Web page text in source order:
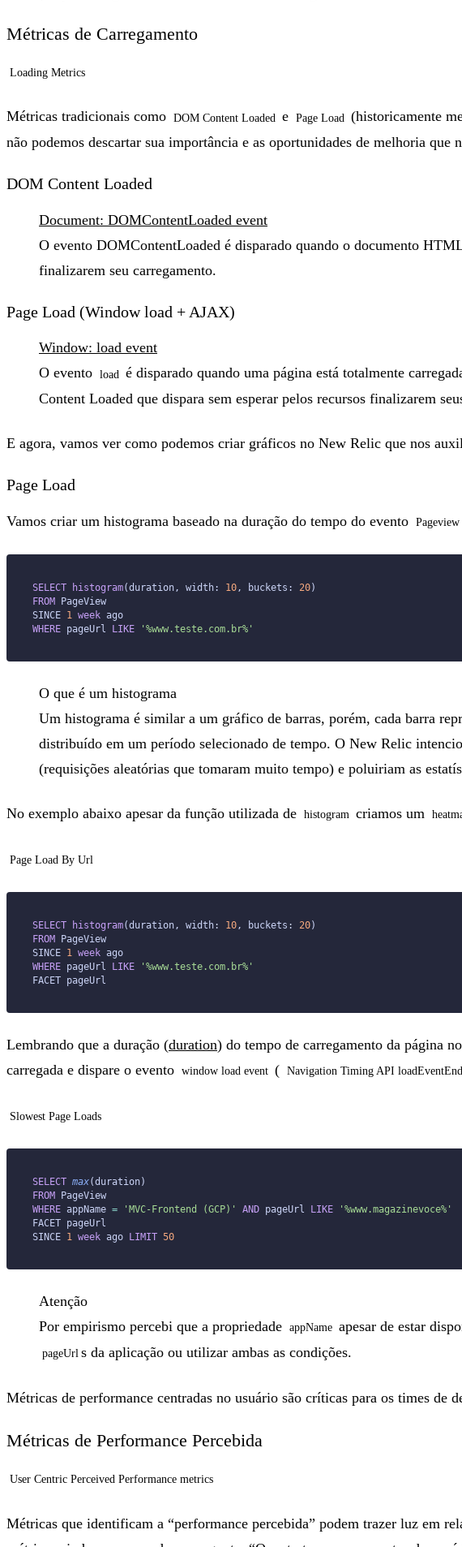
Métricas de Carregamento
Loading Metrics
Métricas tradicionais como DOM Content Loaded e Page Load (historicamente
não podemos descartar sua importância e as oportunidades de melhoria
DOM Content Loaded
Document: DOMContentLoaded event
O evento DOMContentLoaded é disparado quando o documento
finalizarem seu carregamento.
Page Load (Window load + AJAX)
Window: load event
O evento load é disparado quando uma página está totalmente
Content Loaded que dispara sem esperar pelos recursos finalizarem
E agora, vamos ver como podemos criar gráficos no New Relic que nos
Page Load
Vamos criar um histograma baseado na duração do tempo do evento Pageview
SELECT histogram(duration, width: 10, buckets: 20)
FROM PageView
SINCE 1 week ago
WHERE pageUrl LIKE '%www.teste.com.br%'
O que é um histograma
Um histograma é similar a um gráfico de barras, porém, cada barra
distribuído em um período selecionado de tempo. O New Relic
(requisições aleatórias que tomaram muito tempo) e poluiriam as
No exemplo abaixo apesar da função utilizada de histogram criamos um
Page Load By Url
SELECT histogram(duration, width: 10, buckets: 20)
FROM PageView
SINCE 1 week ago
WHERE pageUrl LIKE '%www.teste.com.br%'
FACET pageUrl
Lembrando que a duração (duration) do tempo de carregamento da página
carregada e dispare o evento window load event ( Navigation Timing API loadEventEnd
Slowest Page Loads
SELECT max(duration)
FROM PageView
WHERE appName = 'MVC-Frontend (GCP)' AND pageUrl LIKE '%www.magazinevoce%'
FACET pageUrl
SINCE 1 week ago LIMIT 50
Atenção
Por empirismo percebi que a propriedade appName apesar de estar
pageUrl s da aplicação ou utilizar ambas as condições.
Métricas de performance centradas no usuário são críticas para os times de
Métricas de Performance Percebida
User Centric Perceived Performance metrics
Métricas que identificam a “performance percebida” podem trazer luz em